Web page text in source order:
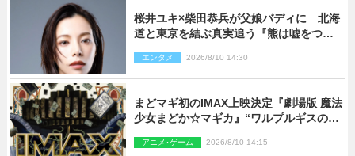
桜井ユキ×柴田恭兵が父娘バディに 北海
道と東京を結ぶ真実追う『熊は嘘をつか
エンタメ 2026/8/10 14:30
まどマギ初のIMAX上映決定『劇場版 魔法
少女まどか☆マギカ』“ワルプルギスの
アニメ･ゲーム 2026/8/10 14:15